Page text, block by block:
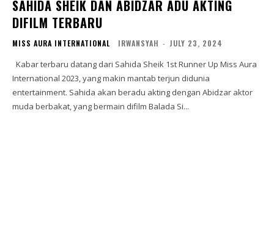
SAHIDA SHEIK DAN ABIDZAR ADU AKTING
DIFILM TERBARU
MISS AURA INTERNATIONAL IRWANSYAH - JULY 23, 2024
International 2023, yang makin mantab terjun didunia
entertainment. Sahida akan beradu akting dengan Abidzar aktor
muda berbakat, yang bermain difilm Balada Si...